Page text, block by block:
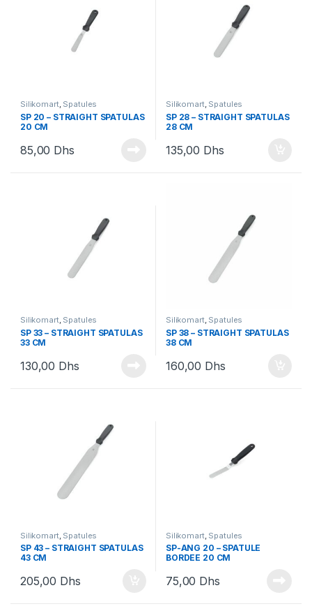
Silikomart, Spatules
SP 20 – STRAIGHT SPATULAS
20 CM
85,00 Dhs
Silikomart, Spatules
SP 28 – STRAIGHT SPATULAS
28 CM
135,00 Dhs
Silikomart, Spatules
SP 33 – STRAIGHT SPATULAS
33 CM
130,00 Dhs
Silikomart, Spatules
SP 38 – STRAIGHT SPATULAS
38 CM
160,00 Dhs
Silikomart, Spatules
SP 43 – STRAIGHT SPATULAS
43 CM
205,00 Dhs
Silikomart, Spatules
SP-ANG 20 – SPATULE
BORDEE 20 CM
75,00 Dhs